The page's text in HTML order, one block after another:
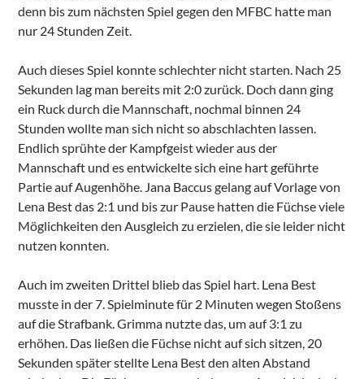
denn bis zum nächsten Spiel gegen den MFBC hatte man
nur 24 Stunden Zeit.
Auch dieses Spiel konnte schlechter nicht starten. Nach 25
Sekunden lag man bereits mit 2:0 zurück. Doch dann ging
ein Ruck durch die Mannschaft, nochmal binnen 24
Stunden wollte man sich nicht so abschlachten lassen.
Endlich sprühte der Kampfgeist wieder aus der
Mannschaft und es entwickelte sich eine hart geführte
Partie auf Augenhöhe. Jana Baccus gelang auf Vorlage von
Lena Best das 2:1 und bis zur Pause hatten die Füchse viele
Möglichkeiten den Ausgleich zu erzielen, die sie leider nicht
nutzen konnten.
Auch im zweiten Drittel blieb das Spiel hart. Lena Best
musste in der 7. Spielminute für 2 Minuten wegen Stoßens
auf die Strafbank. Grimma nutzte das, um auf 3:1 zu
erhöhen. Das ließen die Füchse nicht auf sich sitzen, 20
Sekunden später stellte Lena Best den alten Abstand